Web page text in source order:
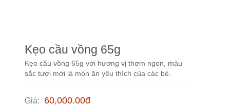
Kẹo cầu vồng 65g
Kẹo cầu vồng 65g với hương vị thơm ngon, màu
sắc tươi mới là món ăn yêu thích của các bé.
Giá: 60,000.00đ